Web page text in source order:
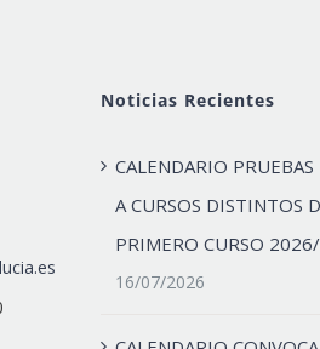
Noticias Recientes
CALENDARIO PRUEBAS
A CURSOS DISTINTOS
PRIMERO CURSO
16/07/2026